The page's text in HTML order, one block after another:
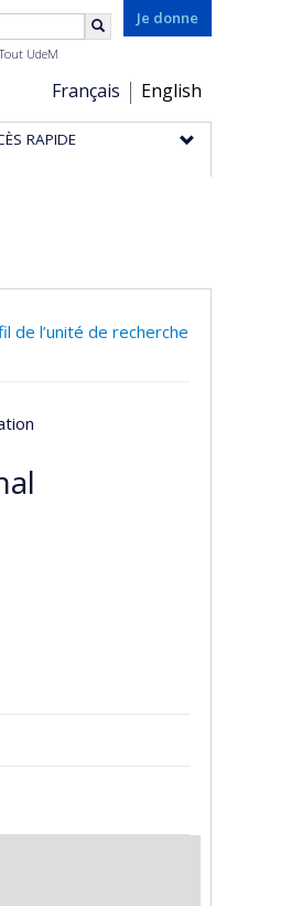
Je donne
Choix
de
la
Français English
UdeM
RAPIDE
de l’unité de recherche